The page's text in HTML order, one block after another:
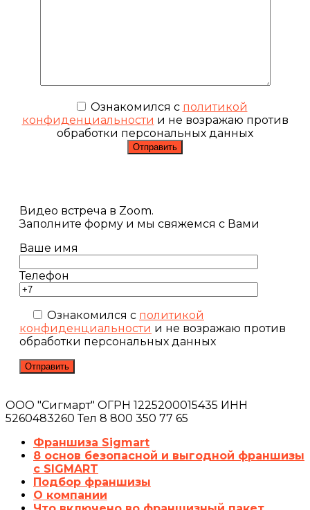
Ознакомился с политикой
конфиденциальности и не возражаю против
обработки персональных данных
Видео встреча в Zoom.
Заполните форму и мы свяжемся с Вами
Ваше имя
Телефон
Ознакомился с политикой
конфиденциальности и не возражаю против
обработки персональных данных
ООО "Сигмарт" ОГРН 1225200015435 ИНН
5260483260 Тел 8 800 350 77 65
Франшиза Sigmart
8 основ безопасной и выгодной франшизы
с SIGMART
Подбор франшизы
О компании